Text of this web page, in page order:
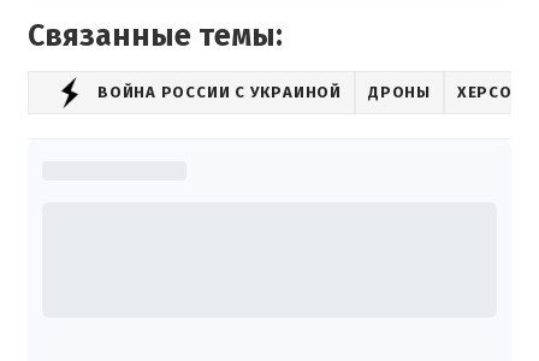
Связанные темы:
ВОЙНА РОССИИ С УКРАИНОЙ ДРОНЫ